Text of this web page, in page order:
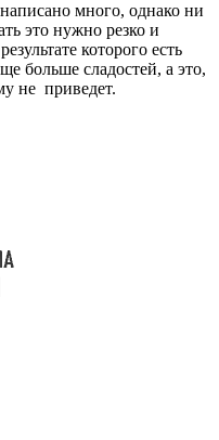
много, однако ни
это нужно резко и
которого есть
больше сладостей, а это,
не приведет.